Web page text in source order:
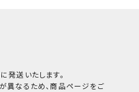
送いたします。
異なるため、商品ページをご